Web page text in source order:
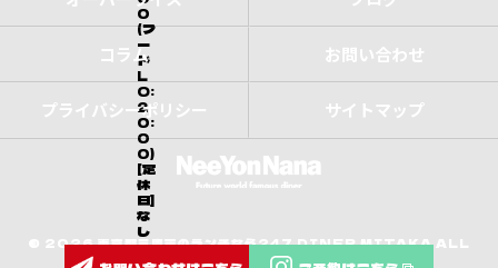
0
(フ
ー
ド
L
O:
2
0:
0
0)
[定
休
日]
な
し
コラム お問い合わせ
プライバシーポリシー サイトマップ
© 2026 東京都三鷹市のランチなら247 DINER MITAKA ALL